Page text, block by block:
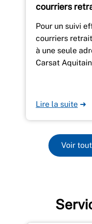
courriers
Pour un suivi
courriers
à une seule
Carsat
Lire la suite ➜
Voir